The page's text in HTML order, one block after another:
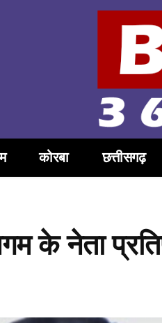
कोरबा छत्तीसगढ़
के नेता